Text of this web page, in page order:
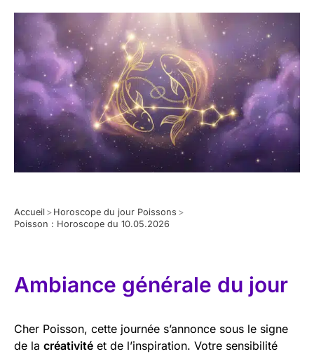
Accueil > Horoscope du jour Poissons >
Poisson : Horoscope du 10.05.2026
Ambiance générale du jour
Cher Poisson, cette journée s’annonce sous le signe
de la créativité et de l’inspiration. Votre sensibilité